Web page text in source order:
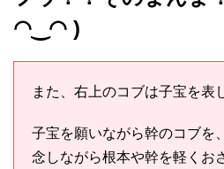
◠‿◠ )
また、右上のコブは子宝を表
子宝を願いながら幹のコブを
念しながら根本や幹を軽くお